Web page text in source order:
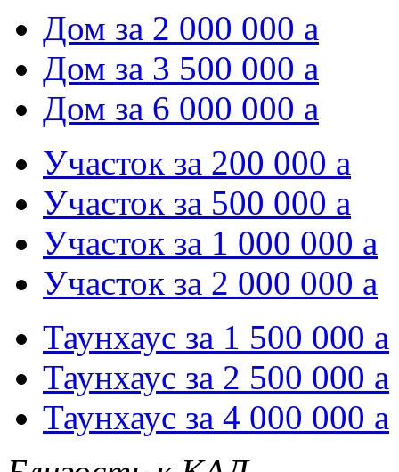
Дом за 2 000 000 a
Дом за 3 500 000 a
Дом за 6 000 000 a
Участок за 200 000 a
Участок за 500 000 a
Участок за 1 000 000 a
Участок за 2 000 000 a
Таунхаус за 1 500 000 a
Таунхаус за 2 500 000 a
Таунхаус за 4 000 000 a